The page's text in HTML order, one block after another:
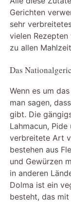
Gerichten
sehr
vielen
zu allen
Das
Wenn es um
man sagen,
gibt. Die
Lahmacun,
verbreitete Art
bestehen aus
und Gewürzen
in anderen
Dolma ist ein
besteht, das